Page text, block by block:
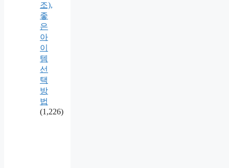
조),
좋
은
아
이
템
선
택
방
법
(1,226)